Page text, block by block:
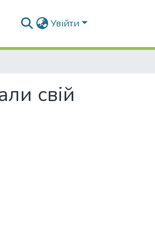
Увійти
свій